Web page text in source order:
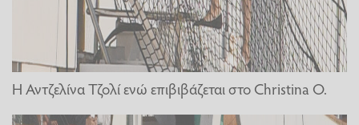
Η Αντζελίνα Τζολί ενώ επιβιβάζεται στο Christina O.